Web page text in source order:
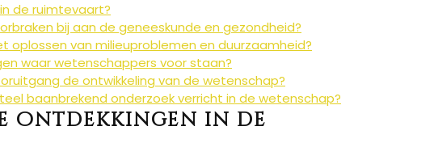
de ruimtevaart?
bij aan de geneeskunde en gezondheid?
oplossen van milieuproblemen en duurzaamheid?
waar wetenschappers voor staan?
de ontwikkeling van de wetenschap?
baanbrekend onderzoek verricht in de wetenschap?
ontdekkingen in de